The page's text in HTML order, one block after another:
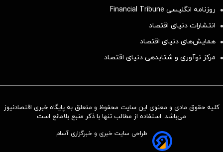
روزنامه انگلیسی Financial Tribune
انتشارات دنیای اقتصاد
همایش‌های دنیای اقتصاد
مرکز نوآوری و شتابدهی دنیای اقتصاد
کلیه حقوق مادی و معنوی این سایت محفوظ و متعلق به پایگاه خبری اقتصادنیوز
می‌باشد. استفاده از مطالب تنها با ذکر منبع بلامانع است
طراحی سایت خبری و خبرگزاری آسام